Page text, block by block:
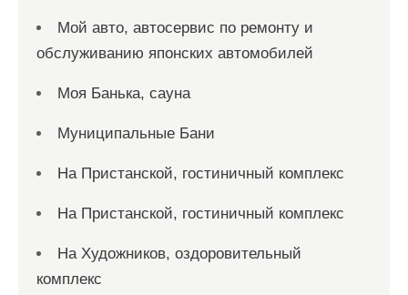
Мой авто, автосервис по ремонту и
обслуживанию японских автомобилей
Моя Банька, сауна
Муниципальные Бани
На Пристанской, гостиничный комплекс
На Пристанской, гостиничный комплекс
На Художников, оздоровительный
комплекс